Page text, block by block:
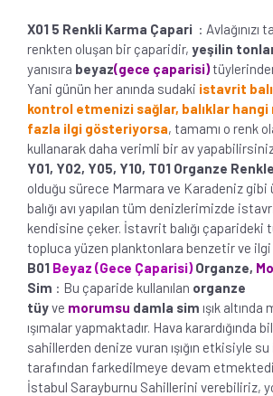
X01 5 Renkli Karma Çapari : Avlağınızı
renkten oluşan bir çaparidir, yeşilin
yanısıra beyaz(gece çaparisi)
Yani günün her anında sudaki istavrit
kontrol etmenizi sağlar, balıklar hangi
fazla ilgi gösteriyorsa, tamamı o renk
kullanarak daha verimli bir av
Y01, Y02, Y05, Y10, T01 Organze
olduğu sürece Marmara ve Karadeniz
balığı avı yapılan tüm denizlerimizde
kendisine çeker. İstavrit balığı çaparideki
topluca yüzen planktonlara benzetir ve
B01 Beyaz (Gece Çaparisi) Organze,
Sim : Bu çaparide kullanılan organze
tüyve morumsu damla sim ışık
ışımalar yapmaktadır. Hava karardığında
sahillerden denize vuran ışığın etkisiyle
tarafından farkedilmeye devam
İstabul Sarayburnu Sahillerini verebiliriz, yol